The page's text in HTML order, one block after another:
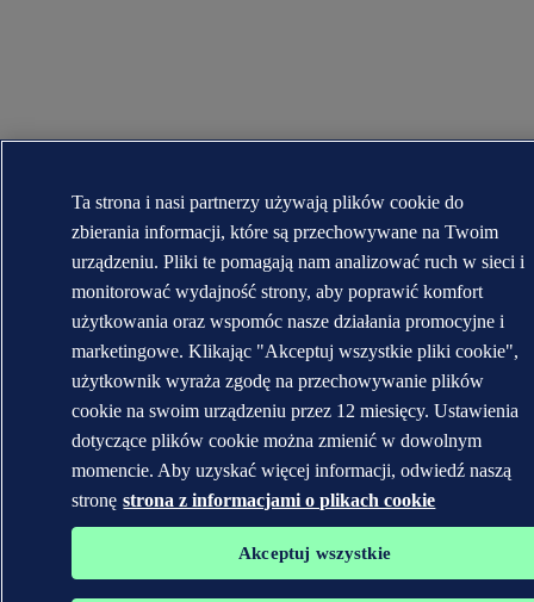
Ta strona i nasi partnerzy używają plików cookie do
zbierania informacji, które są przechowywane na Twoim
urządzeniu. Pliki te pomagają nam analizować ruch w sieci i
monitorować wydajność strony, aby poprawić komfort
użytkowania oraz wspomóc nasze działania promocyjne i
marketingowe. Klikając "Akceptuj wszystkie pliki cookie",
użytkownik wyraża zgodę na przechowywanie plików
cookie na swoim urządzeniu przez 12 miesięcy. Ustawienia
dotyczące plików cookie można zmienić w dowolnym
momencie. Aby uzyskać więcej informacji, odwiedź naszą
stronę strona z informacjami o plikach cookie
Akceptuj wszystkie